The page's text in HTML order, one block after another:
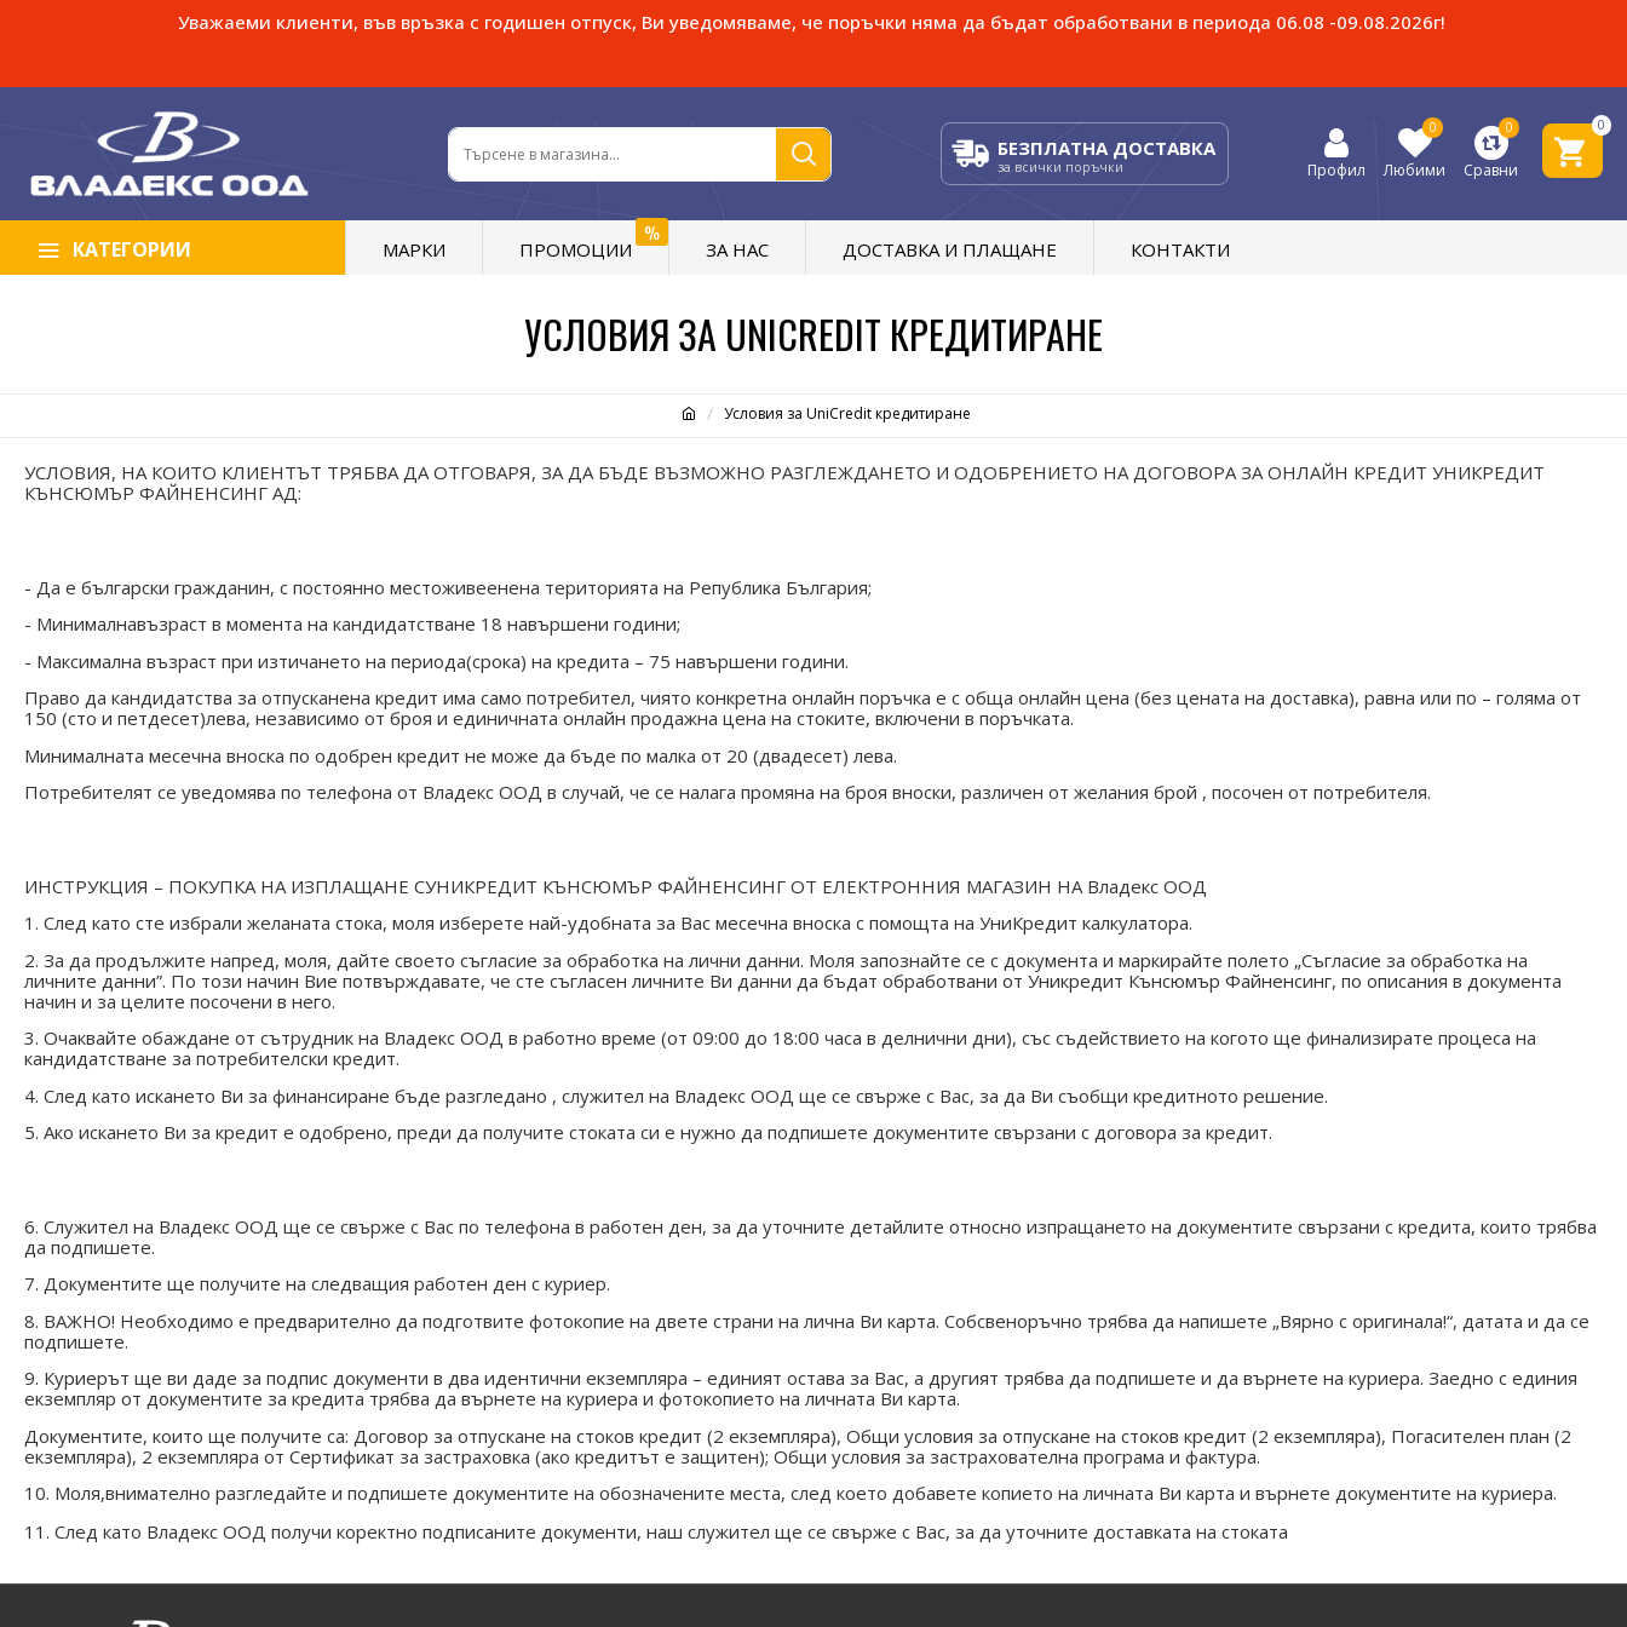
Уважаеми клиенти, във връзка с годишен отпуск, Ви уведомяваме, че поръчки няма да бъдат обработвани в периода 06.08 -09.08.2026г!
БЕЗПЛАТНА ДОСТАВКА
за всички поръчки Профил Любими
0
Сравни
0 0
КАТЕГОРИИ МАРКИ ПРОМОЦИИ
%
ЗА НАС ДОСТАВКА И ПЛАЩАНЕ КОНТАКТИ
Условия за UniCredit кредитиране
УСЛОВИЯ ЗА UNICREDIT КРЕДИТИРАНЕ
УСЛОВИЯ, НА КОИТО КЛИЕНТЪТ ТРЯБВА ДА ОТГОВАРЯ, ЗА ДА БЪДЕ ВЪЗМОЖНО РАЗГЛЕЖДАНЕТО И ОДОБРЕНИЕТО НА ДОГОВОРА ЗА ОНЛАЙН КРЕДИТ УНИКРЕДИТ
КЪНСЮМЪР ФАЙНЕНСИНГ АД:
- Да е български гражданин, с постоянно местоживеенена територията на Република България;
- Минималнавъзраст в момента на кандидатстване 18 навършени години;
- Максимална възраст при изтичането на периода(срока) на кредита – 75 навършени години.
Право да кандидатства за отпусканена кредит има само потребител, чиято конкретна онлайн поръчка е с обща онлайн цена (без цената на доставка), равна или по – голяма от
150 (сто и петдесет)лева, независимо от броя и единичната онлайн продажна цена на стоките, включени в поръчката.
Минималната месечна вноска по одобрен кредит не може да бъде по малка от 20 (двадесет) лева.
Потребителят се уведомява по телефона от Владекс ООД в случай, че се налага промяна на броя вноски, различен от желания брой , посочен от потребителя.
​ИНСТРУКЦИЯ – ПОКУПКА НА ИЗПЛАЩАНЕ СУНИКРЕДИТ КЪНСЮМЪР ФАЙНЕНСИНГ ОТ ЕЛЕКТРОННИЯ МАГАЗИН НА Владекс ООД
1. След като сте избрали желаната стока, моля изберете най-удобната за Вас месечна вноска с помощта на УниКредит калкулатора.
2. За да продължите напред, моля, дайте своето съгласие за обработка на лични данни. Моля запознайте се с документа и маркирайте полето „Съгласие за обработка на
личните данни”. По този начин Вие потвърждавате, че сте съгласен личните Ви данни да бъдат обработвани от Уникредит Кънсюмър Файненсинг, по описания в документа
начин и за целите посочени в него.
3. Очаквайте обаждане от сътрудник на Владекс ООД в работно време (от 09:00 до 18:00 часа в делнични дни), със съдействието на когото ще финализирате процеса на
кандидатстване за потребителски кредит.
4. След като искането Ви за финансиране бъде разгледано , служител на Владекс ООД ще се свърже с Вас, за да Ви съобщи кредитното решение.
5. Ако искането Ви за кредит е одобрено, преди да получите стоката си е нужно да подпишете документите свързани с договора за кредит.
6. Служител на Владекс ООД ще се свърже с Вас по телефона в работен ден, за да уточните детайлите относно изпращането на документите свързани с кредита, които трябва
да подпишете.
7. Документите ще получите на следващия работен ден с куриер.
8. ВАЖНО! Необходимо е предварително да подготвите фотокопие на двете страни на лична Ви карта. Собсвеноръчно трябва да напишете „Вярно с оригинала!“, датата и да се
подпишете.
9. Куриерът ще ви даде за подпис документи в два идентични екземпляра – единият остава за Вас, а другият трябва да подпишете и да върнете на куриера. Заедно с единия
екземпляр от документите за кредита трябва да върнете на куриера и фотокопието на личната Ви карта.
Документите, които ще получите са: Договор за отпускане на стоков кредит (2 екземпляра), Общи условия за отпускане на стоков кредит (2 екземпляра), Погасителен план (2
екземпляра), 2 екземпляра от Сертификат за застраховка (ако кредитът е защитен); Общи условия за застрахователна програма и фактура.
10. Моля,внимателно разгледайте и подпишете документите на обозначените места, след което добавете копието на личната Ви карта и върнете документите на куриера.
11. След като Владекс ООД получи коректно подписаните документи, наш служител ще се свърже с Вас, за да уточните доставката на стоката